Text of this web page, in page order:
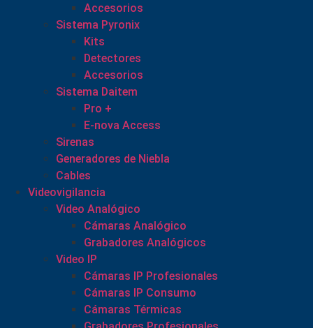
Accesorios
Sistema Pyronix
Kits
Detectores
Accesorios
Sistema Daitem
Pro +
E-nova Access
Sirenas
Generadores de Niebla
Cables
Videovigilancia
Video Analógico
Cámaras Analógico
Grabadores Analógicos
Video IP
Cámaras IP Profesionales
Cámaras IP Consumo
Cámaras Térmicas